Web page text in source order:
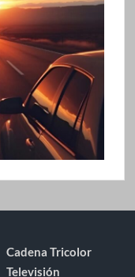
Cadena Tricolor
Televisión